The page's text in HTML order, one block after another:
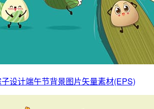
设计端午节背景图片矢量素材(EPS)